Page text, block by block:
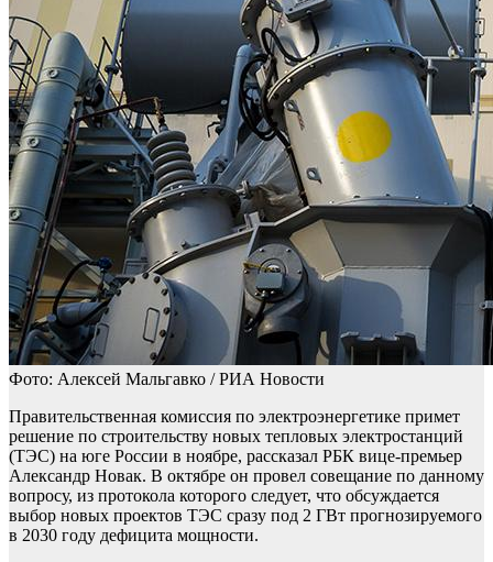
Фото: Алексей Мальгавко / РИА Новости
Правительственная комиссия по электроэнергетике примет
решение по строительству новых тепловых электростанций
(ТЭС) на юге России в ноябре, рассказал РБК вице-премьер
Александр Новак. В октябре он провел совещание по данному
вопросу, из протокола которого следует, что обсуждается
выбор новых проектов ТЭС сразу под 2 ГВт прогнозируемого
в 2030 году дефицита мощности.